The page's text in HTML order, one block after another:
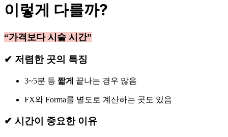
이렇게 다를까?
“가격보다 시술 시간”
✔ 저렴한 곳의 특징
3~5분 등 짧게 끝나는 경우 많음
FX와 Forma를 별도로 계산하는 곳도 있음
✔ 시간이 중요한 이유